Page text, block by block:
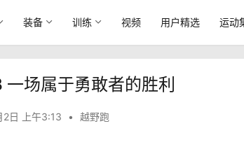
装备 训练 视频 用户精选 运动
场属于勇敢者的胜利
2日 上午3:13 • 越野跑